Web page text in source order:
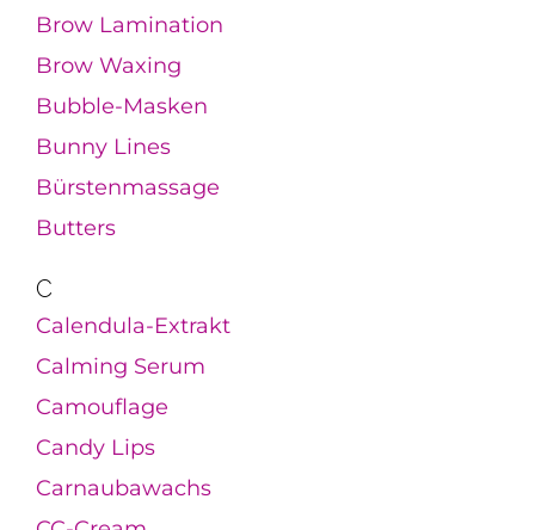
Brow Lamination
Brow Waxing
Bubble-Masken
Bunny Lines
Bürstenmassage
Butters
C
Calendula-Extrakt
Calming Serum
Camouflage
Candy Lips
Carnaubawachs